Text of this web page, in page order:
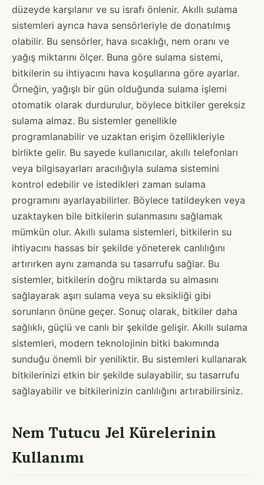
düzeyde karşılanır ve su israfı önlenir. Akıllı sulama
sistemleri ayrıca hava sensörleriyle de donatılmış
olabilir. Bu sensörler, hava sıcaklığı, nem oranı ve
yağış miktarını ölçer. Buna göre sulama sistemi,
bitkilerin su ihtiyacını hava koşullarına göre ayarlar.
Örneğin, yağışlı bir gün olduğunda sulama işlemi
otomatik olarak durdurulur, böylece bitkiler gereksiz
sulama almaz. Bu sistemler genellikle
programlanabilir ve uzaktan erişim özellikleriyle
birlikte gelir. Bu sayede kullanıcılar, akıllı telefonları
veya bilgisayarları aracılığıyla sulama sistemini
kontrol edebilir ve istedikleri zaman sulama
programını ayarlayabilirler. Böylece tatildeyken veya
uzaktayken bile bitkilerin sulanmasını sağlamak
mümkün olur. Akıllı sulama sistemleri, bitkilerin su
ihtiyacını hassas bir şekilde yöneterek canlılığını
artırırken aynı zamanda su tasarrufu sağlar. Bu
sistemler, bitkilerin doğru miktarda su almasını
sağlayarak aşırı sulama veya su eksikliği gibi
sorunların önüne geçer. Sonuç olarak, bitkiler daha
sağlıklı, güçlü ve canlı bir şekilde gelişir. Akıllı sulama
sistemleri, modern teknolojinin bitki bakımında
sunduğu önemli bir yeniliktir. Bu sistemleri kullanarak
bitkilerinizi etkin bir şekilde sulayabilir, su tasarrufu
sağlayabilir ve bitkilerinizin canlılığını artırabilirsiniz.
Nem Tutucu Jel Kürelerinin
Kullanımı